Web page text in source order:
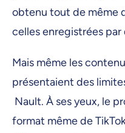
obtenu tout de même
celles enregistrées
Mais même les
présentaient des
Nault. À ses yeux, le
format même de